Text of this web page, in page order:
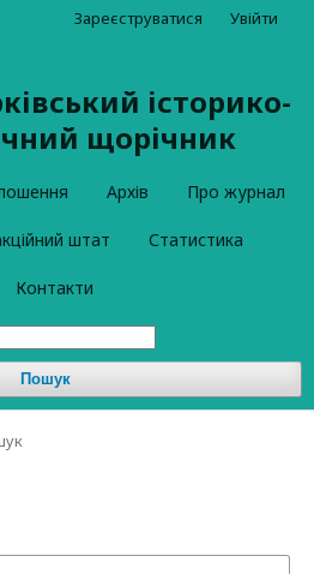
історико-
щорічник
Архів Про журнал
штат Статистика
Контакти
Пошук
Зареєструватися Увійти